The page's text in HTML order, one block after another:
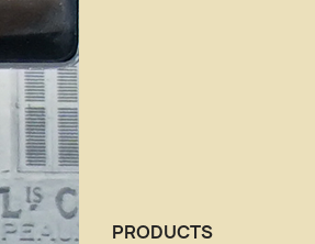
PRODUCTS